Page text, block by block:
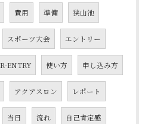
費用 準備 狭山池
スポーツ大会 エントリー
R-ENTRY 使い方 申し込み方
アクアスロン レポート
当日 流れ 自己肯定感